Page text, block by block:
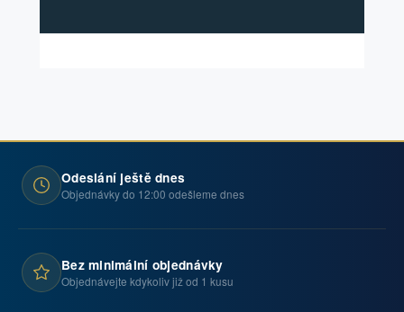
Odeslání ještě dnes
Objednávky do 12:00 odešleme dnes
Bez minimální objednávky
Objednávejte kdykoliv již od 1 kusu